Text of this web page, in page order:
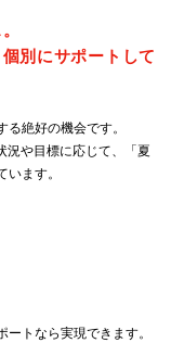
別にサポートして
絶好の機会です。
況や目標に応じて、「夏
ます。
トなら実現できます。